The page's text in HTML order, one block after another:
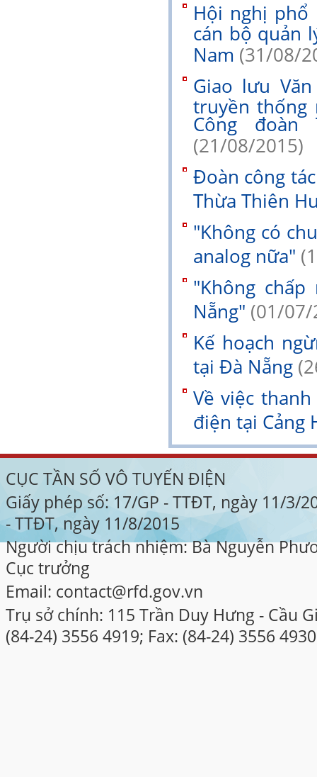
Hội nghị phổ
cán bộ quản
Nam (31/08/
Giao lưu
truyền thống
Công
(21/08/2015)
Đoàn công
Thừa Thiên
"Không có
analog nữa"
"Không
Nẵng" (01/07/
Kế hoạch
tại Đà Nẵng
Về việc
điện tại Cảng
CỤC TẦN SỐ VÔ TUYẾN ĐIỆN
Giấy phép số: 17/GP - TTĐT, ngày 11/3/
- TTĐT, ngày 11/8/2015
Người chịu trách nhiệm: Bà Nguyễn
Cục trưởng
Email: contact@rfd.gov.vn
Trụ sở chính: 115 Trần Duy Hưng - Cầu
(84-24) 3556 4919; Fax: (84-24) 3556 4930